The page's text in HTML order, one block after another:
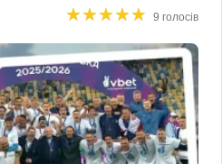
★★★★★
★★★★★ 9 голосів